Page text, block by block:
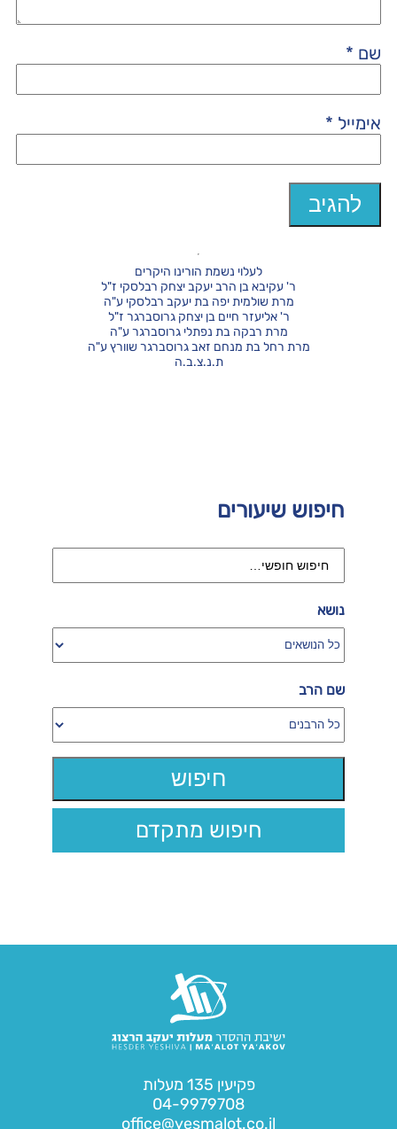
שם *
אימייל *
חיפוש שיעורים
נושא
שם הרב
חיפוש מתקדם
לעלוי נשמת הורינו היקרים
ר' עקיבא בן הרב יעקב יצחק רבלסקי ז"ל
מרת שולמית יפה בת יעקב רבלסקי ע"ה
ר' אליעזר חיים בן יצחק גרוסברגר ז"ל
מרת רבקה בת נפתלי גרוסברגר ע"ה
מרת רחל בת מנחם זאב גרוסברגר שוורץ ע"ה
ת.נ.צ.ב.ה
פקיעין 135 מעלות
04-9979708
office@yesmalot.co.il